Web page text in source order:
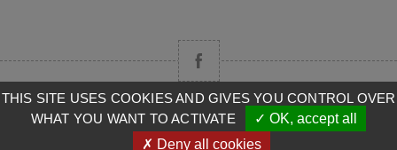
Copyright © 2026 CAMPA. Tous droits réservés.
THIS SITE USES COOKIES AND GIVES YOU CONTROL OVER
WHAT YOU WANT TO ACTIVATE
✓ OK, accept all
✗ Deny all cookies